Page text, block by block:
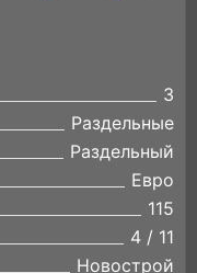
3
Раздельные
Раздельный
Евро
115
4 / 11
Новострой